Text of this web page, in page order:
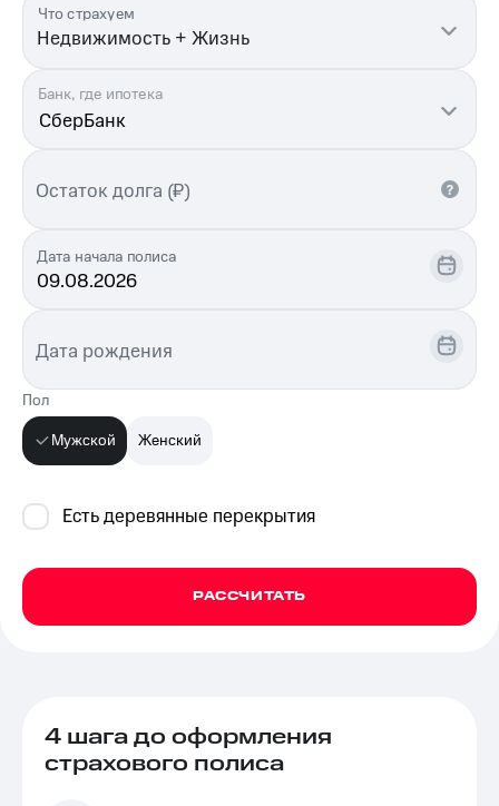
Что страхуем
Недвижимость + Жизнь
Банк, где ипотека
Остаток долга (₽)
Дата начала полиса
Дата рождения
Пол
Мужской
Женский
Есть деревянные перекрытия
РАССЧИТАТЬ
4 шага до оформления
страхового полиса